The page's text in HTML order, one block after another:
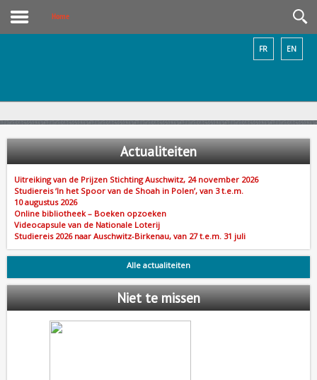
Home
EN
FR
Actualiteiten
Uitreiking van de Prijzen Stichting Auschwitz, 24 november 2026
Studiereis ‘In het Spoor van de Shoah in Polen’, van 3 t.e.m.
10 augustus 2026
Online bibliotheek – Boeken opzoeken
Videocapsule van de Nationale Loterij
Studiereis 2026 naar Auschwitz-Birkenau, van 27 t.e.m. 31 juli
Alle actualiteiten
Niette missen